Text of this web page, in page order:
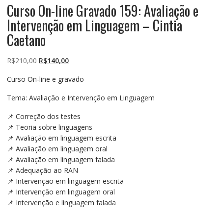
Curso On-line Gravado 159: Avaliação e
Intervenção em Linguagem – Cintia
Caetano
R$210,00 O
original
R$210,00.
R$140,00O
atual
R$140,00.
Curso On-line e gravado
Tema: Avaliação e Intervenção em Linguagem
📌 Correção dos testes
📌 Teoria sobre linguagens
📌 Avaliação em linguagem escrita
📌 Avaliação em linguagem oral
📌 Avaliação em linguagem falada
📌 Adequação ao RAN
📌 Intervenção em linguagem escrita
📌 Intervenção em linguagem oral
📌 Intervenção e linguagem falada